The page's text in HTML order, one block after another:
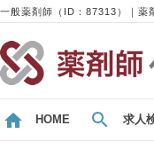
一般薬剤師（ID：87313）｜薬
HOME 求人